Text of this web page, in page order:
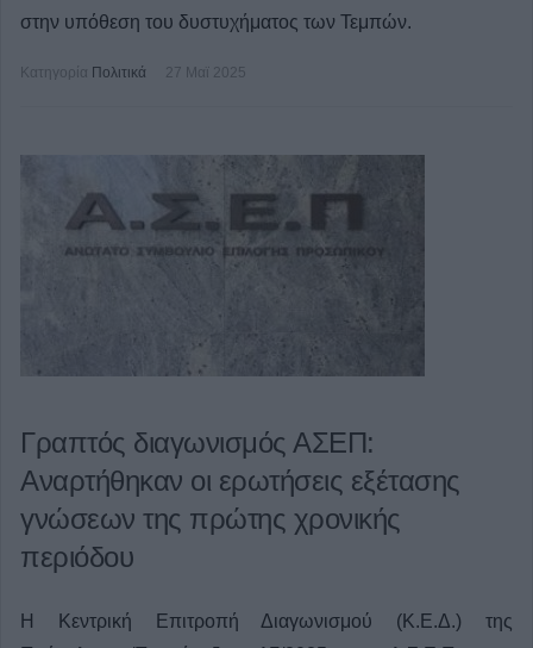
στην υπόθεση του δυστυχήματος των Τεμπών.
Κατηγορία Πολιτικά 27 Μαϊ 2025
Γραπτός διαγωνισμός ΑΣΕΠ:
Αναρτήθηκαν οι ερωτήσεις εξέτασης
γνώσεων της πρώτης χρονικής
περιόδου
Η Κεντρική Επιτροπή Διαγωνισμού (Κ.Ε.Δ.) της